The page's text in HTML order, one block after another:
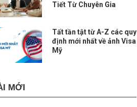
Tiết Từ Chuyên Gia
Tất tần tật từ A-Z các quy
định mới nhất về ảnh Visa
Mỹ
MỚI